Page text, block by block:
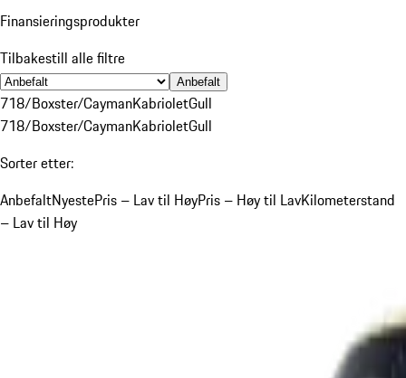
Finansieringsprodukter
Tilbakestill alle filtre
Anbefalt
718/Boxster/CaymanKabrioletGull
718/Boxster/CaymanKabrioletGull
Sorter etter:
AnbefaltNyestePris – Lav til HøyPris – Høy til LavKilometerstand
– Lav til Høy